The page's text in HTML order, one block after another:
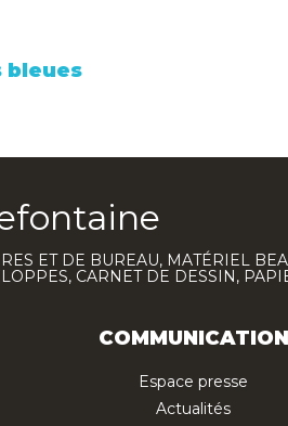
bleues
ET DE BUREAU, MATÉRIEL
CARNET DE DESSIN,
COMMUNICATION
Espace presse
Actualités